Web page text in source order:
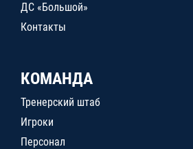
ДС «Большой»
Контакты
КОМАНДА
Тренерский штаб
Игроки
Персонал